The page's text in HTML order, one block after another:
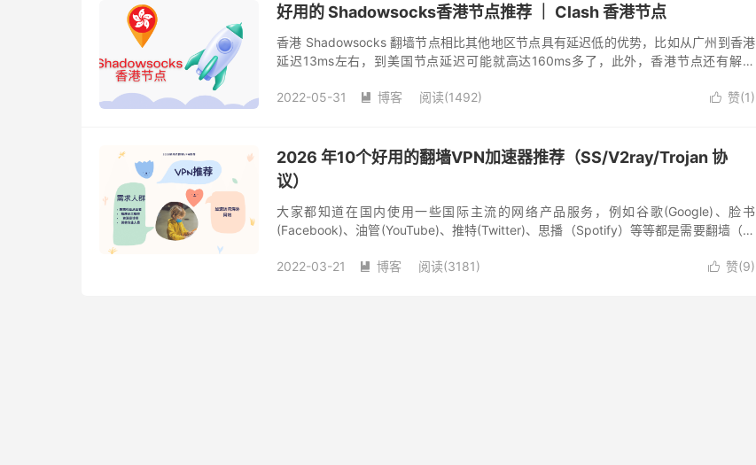
好用的 Shadowsocks香港节点推荐 ｜ Clash 香港节点
香港 Shadowsocks 翻墙节点相比其他地区节点具有延迟低的优势，比如从广州到香港
延迟13ms左右，到美国节点延迟可能就高达160ms多了，此外，香港节点还有解锁
 赞(1)
2022-05-31  博客 阅读(1492)
2026 年10个好用的翻墙VPN加速器推荐（SS/V2ray/Trojan 协
议）
大家都知道在国内使用一些国际主流的网络产品服务，例如谷歌(Google)、脸书
(Facebook)、油管(YouTube)、推特(Twitter)、思播（Spotify）等等都是需要翻墙（科
 赞(9)
2022-03-21  博客 阅读(3181)